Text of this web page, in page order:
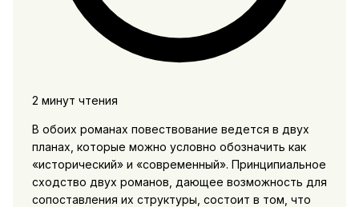
2 минут чтения
В обоих романах повествование ведется в двух
планах, которые можно условно обозначить как
«исторический» и «современный». Принципиальное
сходство двух романов, дающее возможность для
сопоставления их структуры, состоит в том, что